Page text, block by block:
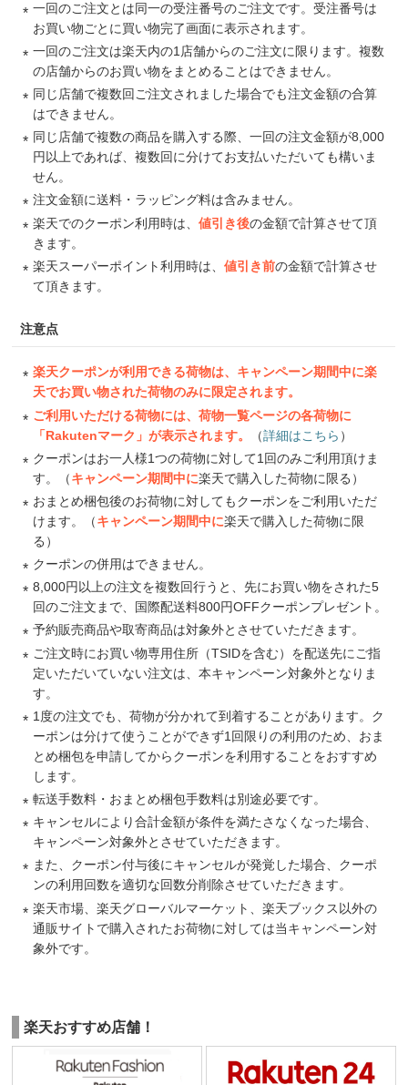
一回のご注文とは同一の受注番号のご注文です。受注番号は
お買い物ごとに買い物完了画面に表示されます。
一回のご注文は楽天内の1店舗からのご注文に限ります。複数
の店舗からのお買い物をまとめることはできません。
同じ店舗で複数回ご注文されました場合でも注文金額の合算
はできません。
同じ店舗で複数の商品を購入する際、一回の注文金額が8,000
円以上であれば、複数回に分けてお支払いただいても構いま
せん。
注文金額に送料・ラッピング料は含みません。
楽天でのクーポン利用時は、値引き後の金額で計算させて頂
きます。
楽天スーパーポイント利用時は、値引き前の金額で計算させ
て頂きます。
注意点
楽天クーポンが利用できる荷物は、キャンペーン期間中に楽
天でお買い物された荷物のみに限定されます。
ご利用いただける荷物には、荷物一覧ページの各荷物に
「Rakutenマーク」が表示されます。
（詳細はこちら ）
クーポンはお一人様1つの荷物に対して1回のみご利用頂けま
す。（キャンペーン期間中に楽天で購入した荷物に限る）
おまとめ梱包後のお荷物に対してもクーポンをご利用いただ
けます。（キャンペーン期間中に楽天で購入した荷物に限
る）
クーポンの併用はできません。
8,000円以上の注文を複数回行うと、先にお買い物をされた5
回のご注文まで、国際配送料800円OFFクーポンプレゼント。
予約販売商品や取寄商品は対象外とさせていただきます。
ご注文時にお買い物専用住所（TSIDを含む）を配送先にご指
定いただいていない注文は、本キャンペーン対象外となりま
す。
1度の注文でも、荷物が分かれて到着することがあります。ク
ーポンは分けて使うことができず1回限りの利用のため、おま
とめ梱包を申請してからクーポンを利用することをおすすめ
します。
転送手数料・おまとめ梱包手数料は別途必要です。
キャンセルにより合計金額が条件を満たさなくなった場合、
キャンペーン対象外とさせていただきます。
また、クーポン付与後にキャンセルが発覚した場合、クーポ
ンの利用回数を適切な回数分削除させていただきます。
楽天市場、楽天グローバルマーケット、楽天ブックス以外の
通販サイトで購入されたお荷物に対しては当キャンペーン対
象外です。
楽天おすすめ店舗！